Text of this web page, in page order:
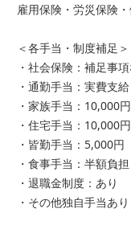
雇用保険・労災保険
＜各手当・制度補足＞
・社会保険：補足事
・通勤手当：実費支給
・家族手当：10,000円
・住宅手当：10,000円
・皆勤手当：5,000円
・食事手当：半額負担
・退職金制度：あり
・その他独自手当あり